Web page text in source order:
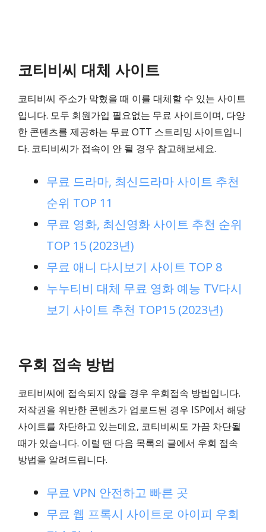
코티비씨 대체 사이트
코티비씨 주소가 막혔을 때 이를 대체할 수 있는 사이트
입니다. 모두 회원가입 필요없는 무료 사이트이며, 다양
한 콘텐츠를 제공하는 무료 OTT 스트리밍 사이트입니
다. 코티비씨가 접속이 안 될 경우 참고해보세요.
무료 드라마, 최신드라마 사이트 추천
순위 TOP 11
무료 영화, 최신영화 사이트 추천 순위
TOP 15 (2023년)
무료 애니 다시보기 사이트 TOP 8
누누티비 대체 무료 영화 예능 TV다시
보기 사이트 추천 TOP15 (2023년)
우회 접속 방법
코티비씨에 접속되지 않을 경우 우회접속 방법입니다.
저작권을 위반한 콘텐츠가 업로드된 경우 ISP에서 해당
사이트를 차단하고 있는데요, 코티비씨도 가끔 차단될
때가 있습니다. 이럴 땐 다음 목록의 글에서 우회 접속
방법을 알려드립니다.
무료 VPN 안전하고 빠른 곳
무료 웹 프록시 사이트로 아이피 우회